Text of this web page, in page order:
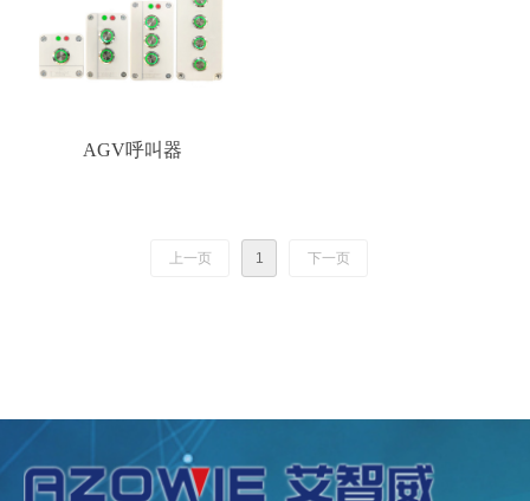
AGV呼叫器
上一页 1 下一页